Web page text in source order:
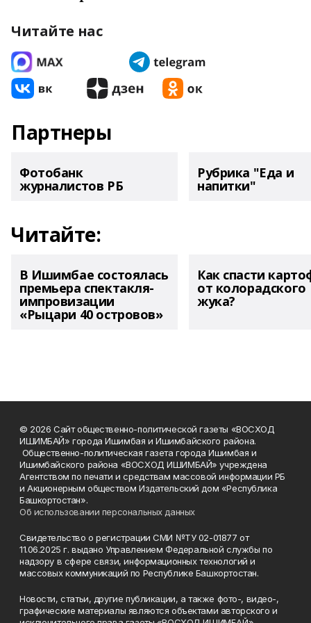
Читайте нас
Партнеры
Фотобанк
журналистов РБ
Рубрика "Еда и
напитки"
Читайте:
В Ишимбае состоялась
премьера спектакля-
импровизации
«Рыцари 40 островов»
Как спасти
от колорадского
жука?
© 2026 Сайт общественно-политической газеты «ВОСХОД
ИШИМБАЙ» города Ишимбая и Ишимбайского района.
Общественно-политическая газета города Ишимбая и
Ишимбайского района «ВОСХОД ИШИМБАЙ» учреждена
Агентством по печати и средствам массовой информации РБ
и Акционерным обществом Издательский дом «Республика
Башкортостан».
Об использовании персональных данных
Свидетельство о регистрации СМИ №ТУ 02-01877 от
11.06.2025 г. выдано Управлением Федеральной службы по
надзору в сфере связи, информационных технологий и
массовых коммуникаций по Республике Башкортостан.
Новости, статьи, другие публикации, а также фото-, видео-,
графические материалы являются объектами авторского и